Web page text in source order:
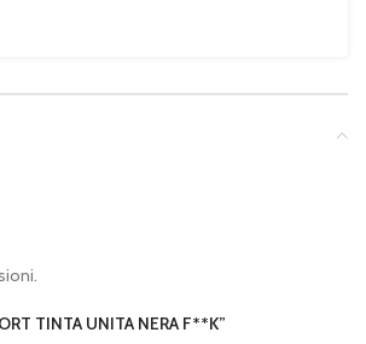
TINTA UNITA NERA F**K”